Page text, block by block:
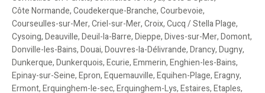
Côte Normande,Coudekerque-Branche,Courbevoie,
Courseulles-sur-Mer,Criel-sur-Mer,Croix,Cucq / Stella Plage,
Cysoing,Deauville,Deuil-la-Barre,Dieppe,Dives-sur-Mer,Domont,
Donville-les-Bains,Douai,Douvres-la-Délivrande,Drancy,Dugny,
Dunkerque,Dunkerquois,Ecurie,Emmerin,Enghien-les-Bains,
Epinay-sur-Seine,Epron,Equemauville,Equihen-Plage,Eragny,
Ermont,Erquinghem-le-sec,Erquinghem-Lys,Estaires,Etaples,